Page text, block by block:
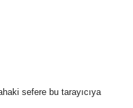
sefere bu tarayıcıya